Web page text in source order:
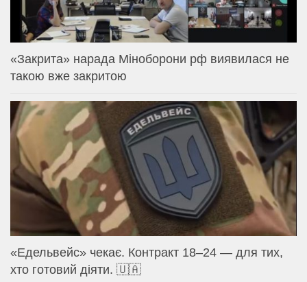
«Закрита» нарада Міноборони рф виявилася не
такою вже закритою
«Едельвейс» чекає. Контракт 18–24 — для тих,
хто готовий діяти. 🇺🇦